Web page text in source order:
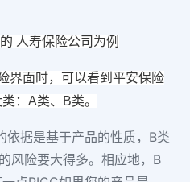
人寿保险公司为例
界面时，可以看到平安保险
：A类、B类。
据是基于产品的性质，B类
风险要大得多。相应地，B